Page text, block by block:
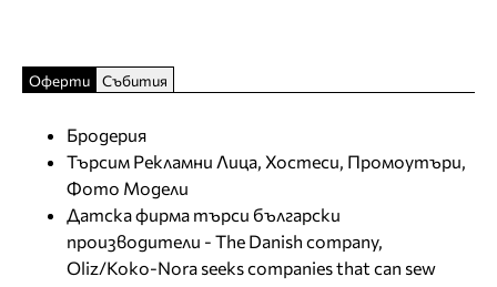
Оферти Събития
Бродерия
Търсим Рекламни Лица, Хостеси, Промоутъри,
Фото Модели
Датска фирма търси български
производители - The Danish company,
Oliz/Koko-Nora seeks companies that can sew